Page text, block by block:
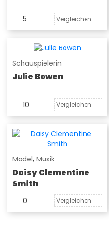
5 Vergleichen
Schauspielerin
Julie Bowen
10 Vergleichen
Model, Musik
Daisy Clementine
Smith
0 Vergleichen